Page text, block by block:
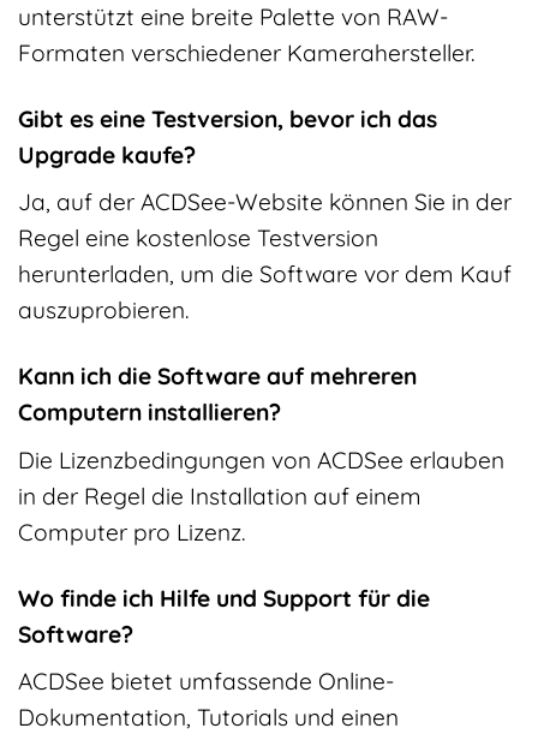
unterstützt eine breite Palette von RAW-
Formaten verschiedener Kamerahersteller.
Gibt es eine Testversion, bevor ich das
Upgrade kaufe?
Ja, auf der ACDSee-Website können Sie in der
Regel eine kostenlose Testversion
herunterladen, um die Software vor dem Kauf
auszuprobieren.
Kann ich die Software auf mehreren
Computern installieren?
Die Lizenzbedingungen von ACDSee erlauben
in der Regel die Installation auf einem
Computer pro Lizenz.
Wo finde ich Hilfe und Support für die
Software?
ACDSee bietet umfassende Online-
Dokumentation, Tutorials und einen